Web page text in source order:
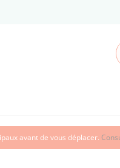
avant de vous déplacer.